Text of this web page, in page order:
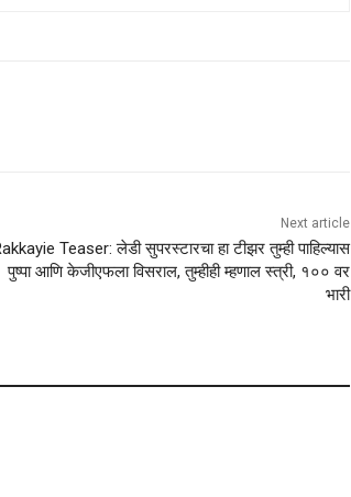
Next article
Teaser: लेडी सुपरस्टारचा हा टीझर तुम्ही पाहिल्यास
पुष्पा आणि केजीएफला विसराल, तुम्हीही म्हणाल स्त्री, १०० वर
भारी